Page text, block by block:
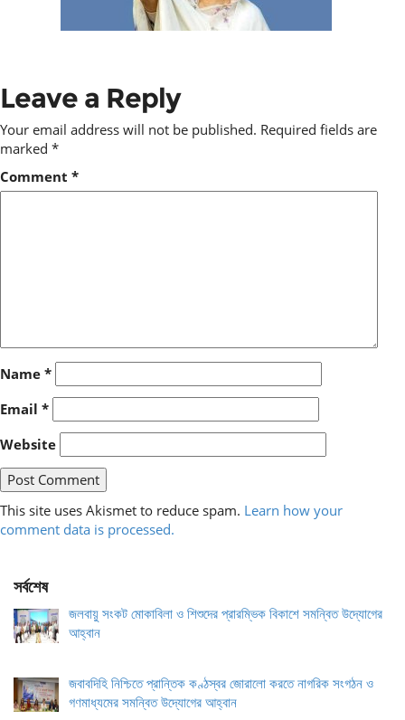
Leave a Reply
Your email address will not be published. Required fields are
marked *
Comment *
Name *
Email *
Website
This site uses Akismet to reduce spam. Learn how your
comment data is processed.
সর্বশেষ
জলবায়ু সংকট মোকাবিলা ও শিশুদের প্রারম্ভিক বিকাশে সমন্বিত উদ্যোগের
আহ্বান
জবাবদিহি নিশ্চিতে প্রান্তিক কণ্ঠস্বর জোরালো করতে নাগরিক সংগঠন ও
গণমাধ্যমের সমন্বিত উদ্যোগের আহ্বান